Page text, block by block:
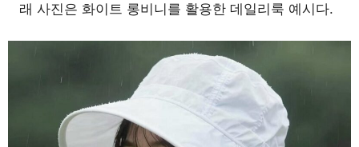
래 사진은 화이트 롱비니를 활용한 데일리룩 예시다.